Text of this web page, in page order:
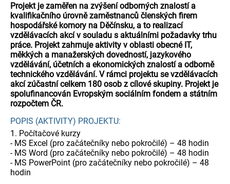
Projekt je zaměřen na zvýšení odborných znalostí a
kvalifikačního úrovně zaměstnanců členských firem
hospodářské komory na Děčínsku, a to realizací
vzdělávacích akcí v souladu s aktuálními požadavky trhu
práce. Projekt zahrnuje aktivity v oblasti obecné IT,
měkkých a manažerských dovedností, jazykového
vzdělávání, účetních a ekonomických znalostí a odborně
technického vzdělávání. V rámci projektu se vzdělávacích
akcí zúčastní celkem 180 osob z cílové skupiny. Projekt je
spolufinancován Evropským sociálním fondem a státním
rozpočtem ČR.
POPIS (AKTIVITY) PROJEKTU:
1. Počítačové kurzy
- MS Excel (pro začátečníky nebo pokročilé) – 48 hodin
- MS Word (pro začátečníky nebo pokročilé) – 48 hodin
- MS PowerPoint (pro začátečníky nebo pokročilé) – 48
hodin